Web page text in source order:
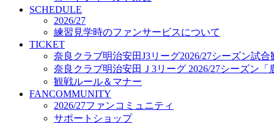
プロジェクト
コーチ&スタッフ
ジュニア
ジュニアユース
ユース
練習拠点（ナラディーア）
SCHOOL
CLUB
2026/27 パートナー企業
パートナー募集
SCHEDULE
2026/27
練習見学時のファンサービスについて
TICKET
奈良クラブ明治安田J3リーグ2026/27シーズン試合
奈良クラブ明治安田Ｊ3リーグ 2026/27シーズン「
観戦ルール＆マナー
FANCOMMUNITY
2026/27ファンコミュニティ
サポートショップ